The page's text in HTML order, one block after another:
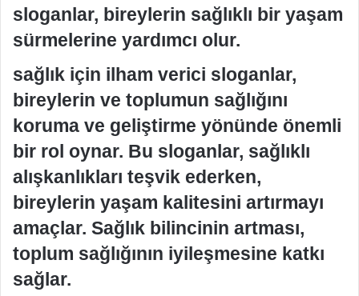
sloganlar, bireylerin sağlıklı bir yaşam
sürmelerine yardımcı olur.
sağlık için ilham verici sloganlar,
bireylerin ve toplumun sağlığını
koruma ve geliştirme yönünde önemli
bir rol oynar. Bu sloganlar, sağlıklı
alışkanlıkları teşvik ederken,
bireylerin yaşam kalitesini artırmayı
amaçlar. Sağlık bilincinin artması,
toplum sağlığının iyileşmesine katkı
sağlar.